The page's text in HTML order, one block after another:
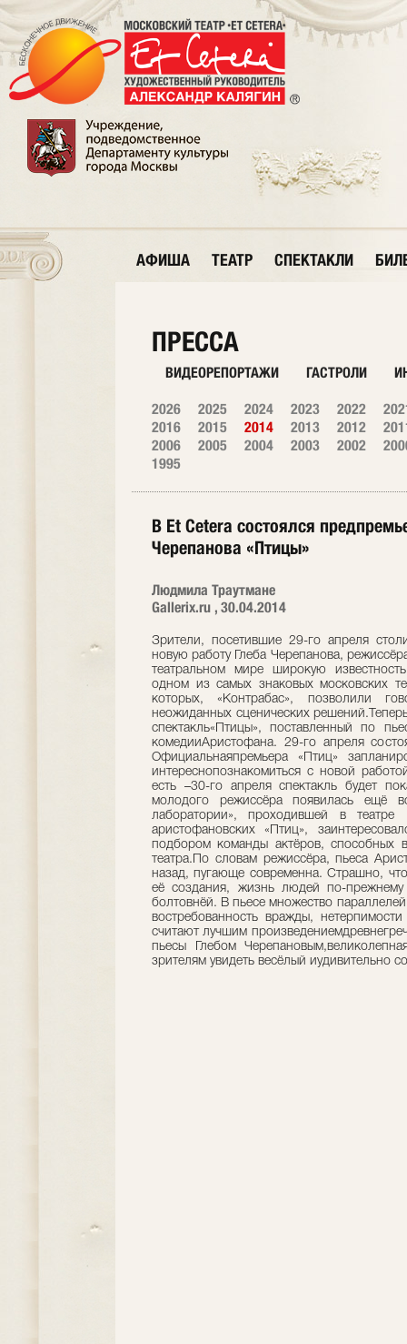
АФИША ТЕАТР СПЕКТАКЛИ
ПРЕССА
ВИДЕОРЕПОРТАЖИ ГАСТРОЛИ
2026 2025 2024 2023 2022
2016
2015 2014 2013 2012
2006
2005 2004 2003 2002
1995
В Et Cetera состоялся
Черепанова «Птицы»
Людмила Траутмане
Gallerix.ru , 30.04.2014
Зрители, посетившие 29-го апреля
новую работу Глеба Черепанова,
театральном мире широкую
одном из самых знаковых московских
которых, «Контрабас», позволили
неожиданных сценических
спектакль«Птицы», поставленный по
комедииАристофана. 29-го апреля
Официальнаяпремьера «Птиц»
интереснопознакомиться с новой
есть –30-го апреля спектакль будет
молодого режиссёра появилась ещё
лаборатории», проходившей в театре
аристофановских «Птиц»,
подбором команды актёров, способных
театра.По словам режиссёра, пьеса
назад, пугающе современна. Страшно,
её создания, жизнь людей по-прежнему
болтовнёй. В пьесе множество
востребованность вражды,
считают лучшим
пьесы Глебом
зрителям увидеть весёлый иудивительно